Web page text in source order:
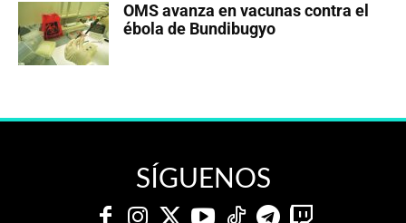
OMS avanza en vacunas contra el
ébola de Bundibugyo
SÍGUENOS